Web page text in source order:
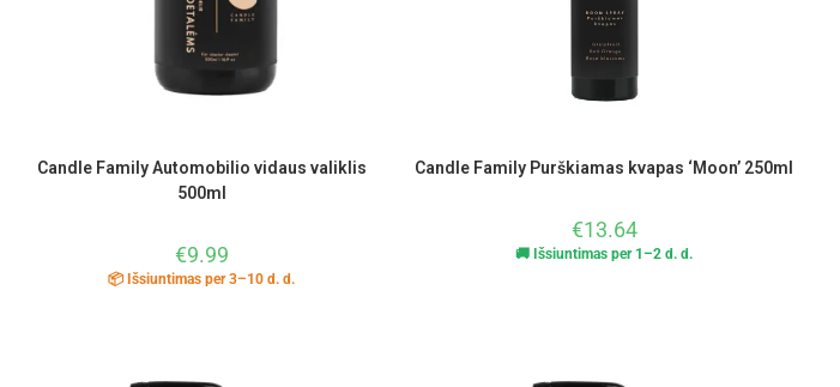
Candle Family Automobilio vidaus valiklis
500ml
€9.99
📦 Išsiuntimas per 3–10 d. d.
Candle Family Purškiamas kvapas ‘Moon’ 250ml
€13.64
🚚 Išsiuntimas per 1–2 d. d.